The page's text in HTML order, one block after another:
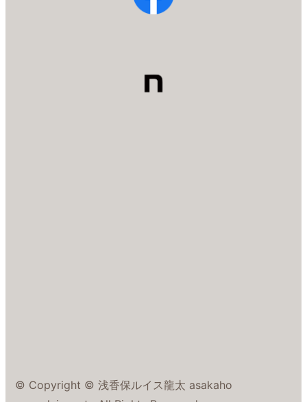
© Copyright © 浅香保ルイス龍太 asakaho